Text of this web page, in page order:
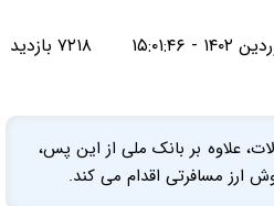
۷۲۱۸ بازدید
علاوه بر بانک ملی از این پس،
ارز مسافرتی اقدام می کند.